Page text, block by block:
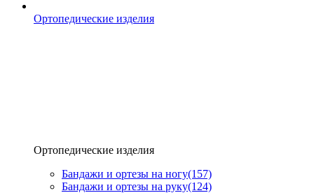
Ортопедические изделия
Ортопедические изделия
Бандажи и ортезы на ногу(157)
Бандажи и ортезы на руку(124)